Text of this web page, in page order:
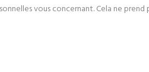
vous concernant. Cela ne prend